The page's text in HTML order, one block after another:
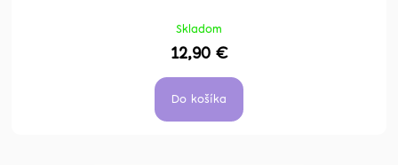
Skladom
12,90 €
Do košíka